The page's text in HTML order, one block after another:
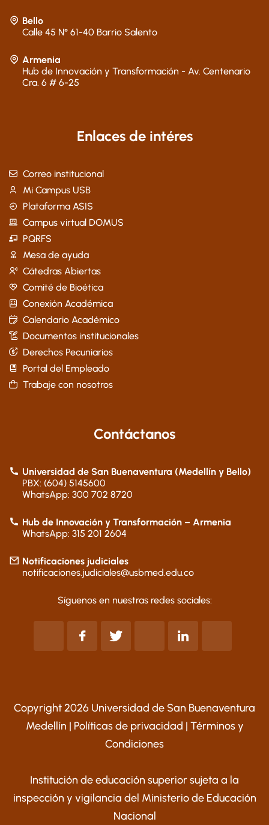
Bello
Calle 45 N° 61-40 Barrio Salento
Armenia
Hub de Innovación y Transformación - Av. Centenario
Cra. 6 # 6-25
Enlaces de intéres
Correo institucional
Mi Campus USB
Plataforma ASIS
Campus virtual DOMUS
PQRFS
Mesa de ayuda
Cátedras Abiertas
Comité de Bioética
Conexión Académica
Calendario Académico
Documentos institucionales
Derechos Pecuniarios
Portal del Empleado
Trabaje con nosotros
Contáctanos
Universidad de San Buenaventura (Medellín y Bello)
PBX: (604) 5145600
WhatsApp: 300 702 8720
Hub de Innovación y Transformación – Armenia
WhatsApp: 315 201 2604
Notificaciones judiciales
notificaciones.judiciales@usbmed.edu.co
Síguenos en nuestras redes sociales:
Copyright 2026 Universidad de San Buenaventura
Medellín | Políticas de privacidad | Términos y
Condiciones
Institución de educación superior sujeta a la
inspección y vigilancia del Ministerio de Educación
Nacional